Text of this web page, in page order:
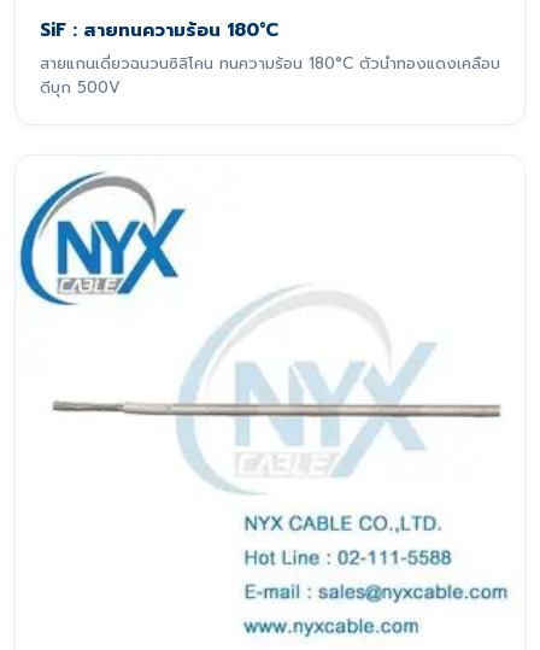
SiF : สายทนความร้อน 180°C
สายแกนเดี่ยวฉนวนซิลิโคน ทนความร้อน 180°C ตัวนำทองแดงเคลือบ
ดีบุก 500V